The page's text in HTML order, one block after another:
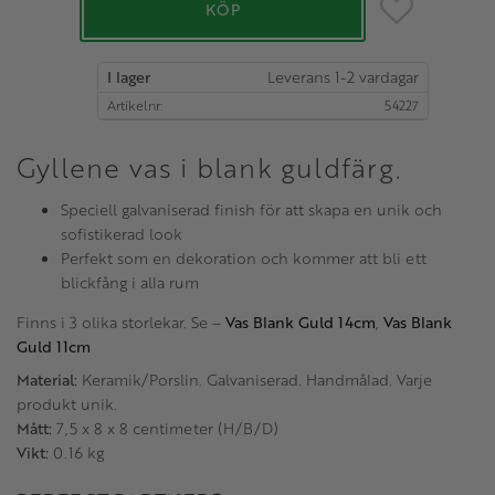
KÖP
I lager
Artikelnr 54227
Gyllene vas i blank guldfärg.
Speciell galvaniserad finish för att skapa en unik och
sofistikerad look
Perfekt som en dekoration och kommer att bli ett
blickfång i alla rum
Finns i 3 olika storlekar. Se – Vas Blank Guld 14cm, Vas Blank
Guld 11cm
Material: Keramik/Porslin. Galvaniserad. Handmålad. Varje
produkt unik.
Mått: 7,5 x 8 x 8 centimeter (H/B/D)
Vikt: 0.16 kg